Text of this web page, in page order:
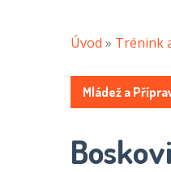
Úvod » Trénink
Mládež a